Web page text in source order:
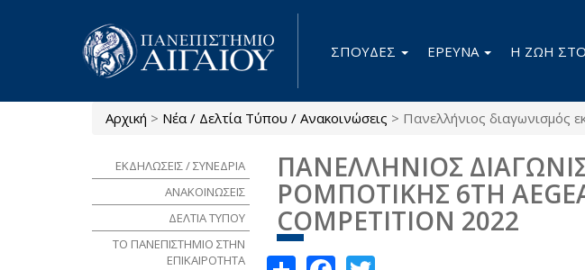
ΣΠΟΥΔΕΣ ΕΡΕΥΝΑ Η ΖΩΗ
Είστε εδώ
Αρχική > Νέα / Δελτία Τύπου / Ανακοινώσεις > Πανελλήνιος διαγωνισμός
ΠΑΝΕΛΛΗΝΙΟΣ
ΡΟΜΠΟΤΙΚΗΣ 6TH
COMPETITION 2022
ΕΚΔΗΛΩΣΕΙΣ / ΣΥΝΕΔΡΙΑ
ΑΝΑΚΟΙΝΩΣΕΙΣ
ΔΕΛΤΙΑ ΤΥΠΟΥ
ΤΟ ΠΑΝΕΠΙΣΤΗΜΙΟ ΣΤΗΝ
ΕΠΙΚΑΙΡΟΤΗΤΑ